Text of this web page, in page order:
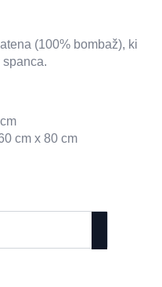
(100% bombaž), ki
cm x 80 cm